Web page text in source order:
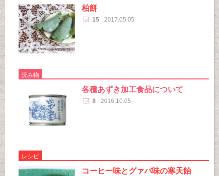
柏餅
15 2017.05.05
読み物
各種あずき加工食品について
8 2016.10.05
レシピ
コーヒー味とグァバ味の寒天飴